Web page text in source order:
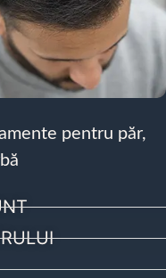
pentru păr,